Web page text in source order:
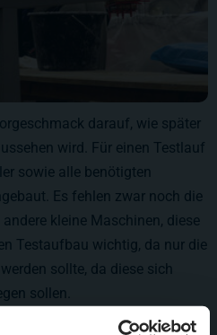
darauf, wie später
wird. Für einen Testlauf
sowie alle benötigten
Es fehlen zwar noch die
kleine Maschinen, diese
Testaufbau wichtig, da nur die
sollte, da diese sich
sollen.